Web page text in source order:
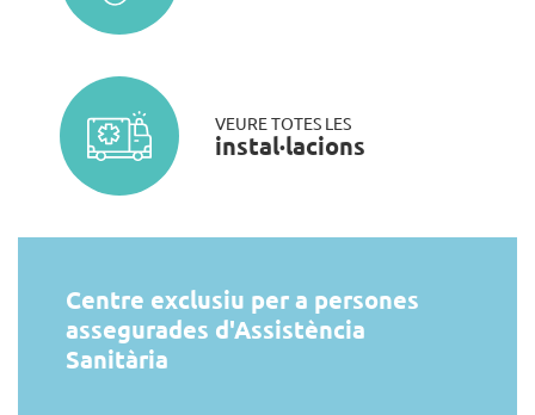
VEURE TOTES LES
instal·lacions
Centre exclusiu per a persones
assegurades d'Assistència
Sanitària